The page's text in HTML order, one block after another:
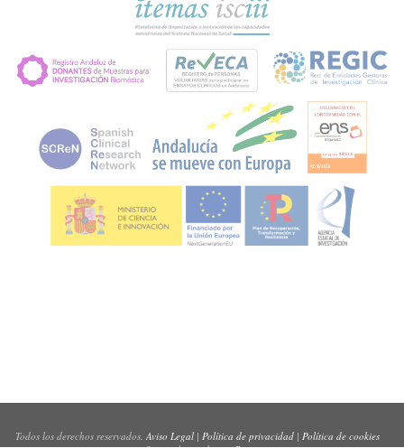
Todos los derechos reservados.Aviso Legal| Política de privacidad| Política de cookies